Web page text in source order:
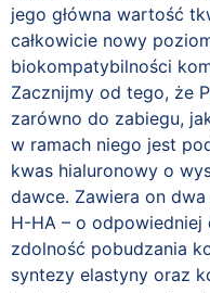
jego główna wartość
całkowicie nowy
biokompatybilności
Zacznijmy od tego, że
zarówno do zabiegu,
w ramach niego jest
kwas hialuronowy o
dawce. Zawiera on
H-HA – o odpowiedniej
zdolność pobudzania
syntezy elastyny oraz